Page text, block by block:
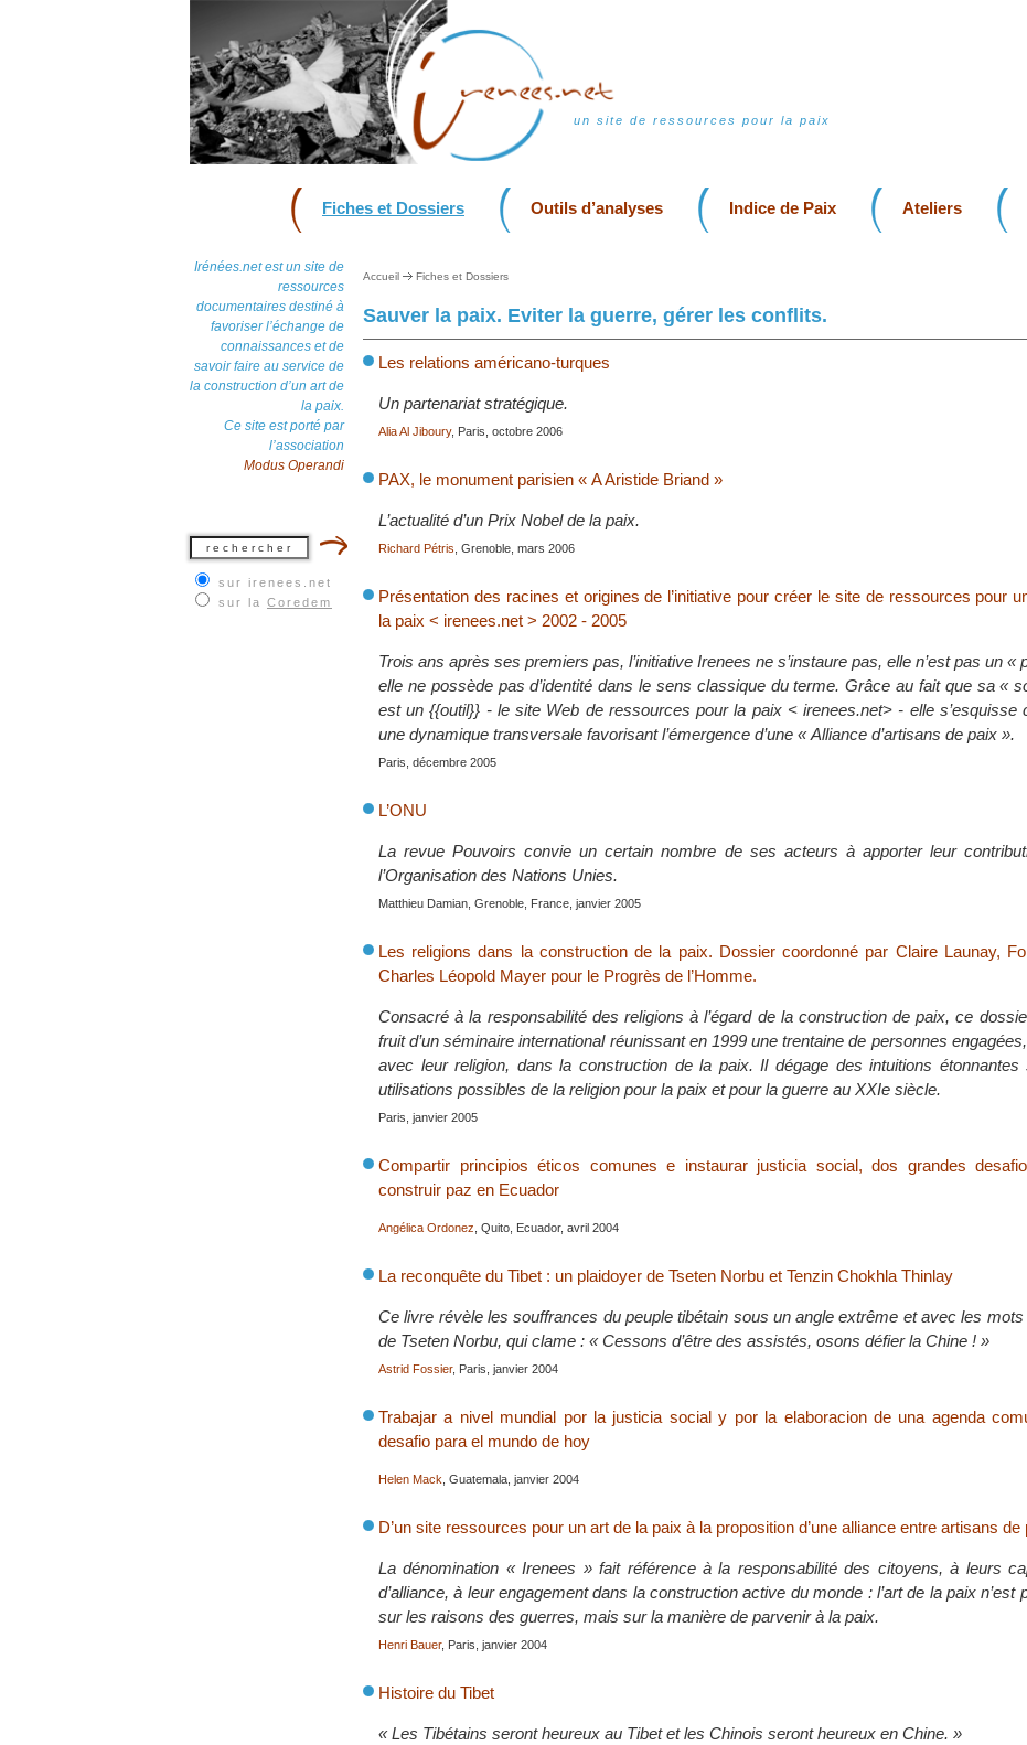
un site de ressources pour la paix
Fiches et Dossiers Outils d’analyses Indice de Paix Ateliers
Irénées.net est un site de
ressources
documentaires destiné à
favoriser l’échange de
connaissances et de
savoir faire au service de
la construction d’un art de
la paix.
Ce site est porté par
l’association
Modus Operandi
sur irenees.net
sur la Coredem
Accueil Fiches et Dossiers
Sauver la paix. Eviter la guerre, gérer les conflits.
Les relations américano-turques
Un partenariat stratégique.
Alia Al Jiboury, Paris, octobre 2006
PAX, le monument parisien « A Aristide Briand »
L’actualité d’un Prix Nobel de la paix.
Richard Pétris , Grenoble, mars 2006
Présentation des racines et origines de l’initiative pour créer le site de ressources pour
la paix < irenees.net > 2002 - 2005
Trois ans après ses premiers pas, l’initiative Irenees ne s’instaure pas, elle n’est pas un «
elle ne possède pas d’identité dans le sens classique du terme. Grâce au fait que sa «
est un {{outil}} - le site Web de ressources pour la paix < irenees.net> - elle s’esquisse
une dynamique transversale favorisant l’émergence d’une « Alliance d’artisans de paix ».
Paris, décembre 2005
L’ONU
La revue Pouvoirs convie un certain nombre de ses acteurs à apporter leur
l’Organisation des Nations Unies.
Matthieu Damian, Grenoble, France, janvier 2005
Les religions dans la construction de la paix. Dossier coordonné par Claire Launay,
Charles Léopold Mayer pour le Progrès de l’Homme.
Consacré à la responsabilité des religions à l’égard de la construction de paix, ce
fruit d’un séminaire international réunissant en 1999 une trentaine de personnes
avec leur religion, dans la construction de la paix. Il dégage des intuitions étonnantes
utilisations possibles de la religion pour la paix et pour la guerre au XXIe siècle.
Paris, janvier 2005
Compartir principios éticos comunes e instaurar justicia social, dos grandes
construir paz en Ecuador
Angélica Ordonez , Quito, Ecuador, avril 2004
La reconquête du Tibet : un plaidoyer de Tseten Norbu et Tenzin Chokhla Thinlay
Ce livre révèle les souffrances du peuple tibétain sous un angle extrême et avec les
de Tseten Norbu, qui clame : « Cessons d’être des assistés, osons défier la Chine ! »
Astrid Fossier, Paris, janvier 2004
Trabajar a nivel mundial por la justicia social y por la elaboracion de una agenda
desafio para el mundo de hoy
Helen Mack , Guatemala, janvier 2004
D’un site ressources pour un art de la paix à la proposition d’une alliance entre artisans de
La dénomination « Irenees » fait référence à la responsabilité des citoyens, à leurs
d’alliance, à leur engagement dans la construction active du monde : l’art de la paix n’est
sur les raisons des guerres, mais sur la manière de parvenir à la paix.
Henri Bauer, Paris, janvier 2004
Histoire du Tibet
« Les Tibétains seront heureux au Tibet et les Chinois seront heureux en Chine. »